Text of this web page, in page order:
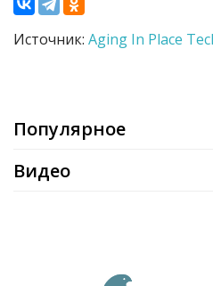
Источник: Aging In Place
Популярное
Видео